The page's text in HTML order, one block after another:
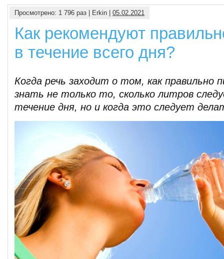
Просмотрено: 1 796 раз | Erkin | 05.02.2021
Как рекомендуют
в течение всего дня?
Когда речь заходит о том, как правильно
знать не только то, сколько литров
течение дня, но и когда это следует